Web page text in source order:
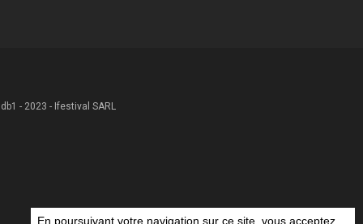
- 2023 - Ifestival SARL
En poursuivant votre navigation sur ce site, vous acceptez